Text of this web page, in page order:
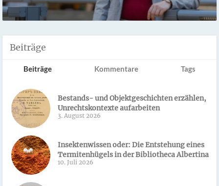
Beiträge
Beiträge Kommentare Tags
Bestands- und Objektgeschichten erzählen,
Unrechtskontexte aufarbeiten
3. August 2026
Insektenwissen oder: Die Entstehung eines
Termitenhügels in der Bibliotheca Albertina
10. Juli 2026